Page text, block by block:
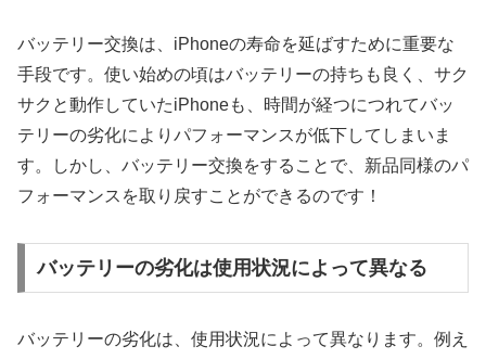
バッテリー交換は、iPhoneの寿命を延ばすために重要な
手段です。使い始めの頃はバッテリーの持ちも良く、サク
サクと動作していたiPhoneも、時間が経つにつれてバッ
テリーの劣化によりパフォーマンスが低下してしまいま
す。しかし、バッテリー交換をすることで、新品同様のパ
フォーマンスを取り戻すことができるのです！
バッテリーの劣化は使用状況によって異なる
バッテリーの劣化は、使用状況によって異なります。例え